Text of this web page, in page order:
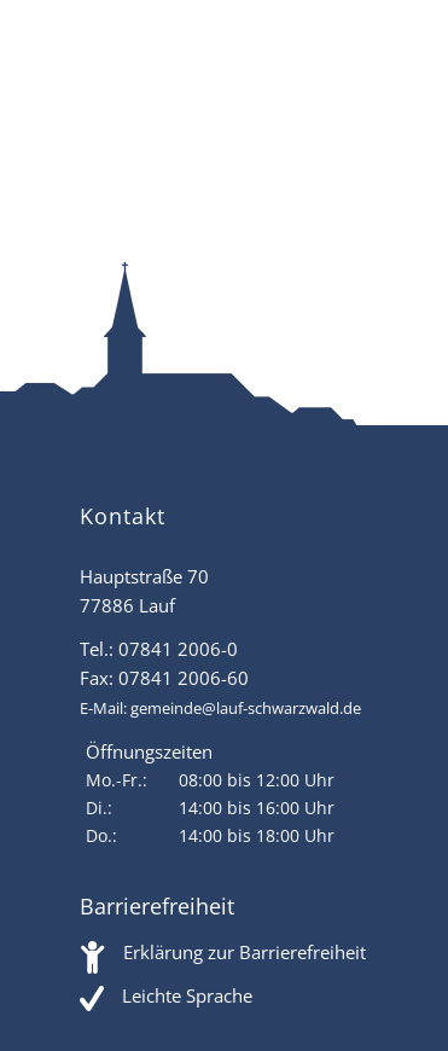
Kontakt
Hauptstraße 70
77886 Lauf
Tel.: 07841 2006-0
Fax: 07841 2006-60
E-Mail:gemeinde@lauf-schwarzwald.de
Öffnungszeiten
Mo.-Fr.:
08:00 bis 12:00 Uhr
Di.:
14:00 bis 16:00 Uhr
Do.:
14:00 bis 18:00 Uhr
Barrierefreiheit
Erklärung zur Barrierefreiheit
Leichte Sprache